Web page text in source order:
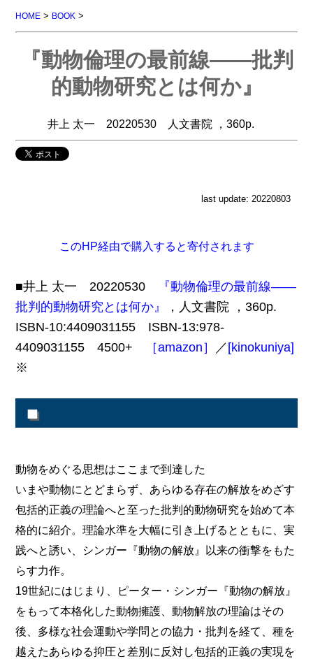
HOME > BOOK >
『動物倫理の最前線――批判
的動物研究とは何か』
井上 太一 20220530 人文書院 ，360p.
last update: 20220803
このHP経由で購入すると寄付されます
■井上 太一 20220530
『動物倫理の最前線――
批判的動物研究とは何か』
，人文書院 ，360p.
ISBN-10:4409031155 ISBN-13:978-
4409031155 4500+
［amazon］ ／ [kinokuniya]
※
■
動物をめぐる思想はここまで到達した
いまや動物にとどまらず、あらゆる存在の解放をめざす
包括的正義の理論へと至った批判的動物研究を始めて本
格的に紹介。理論水準を大幅に引き上げるとともに、実
践へと誘い、シンガー『動物の解放』以来の衝撃をもた
らす力作。
19世紀にはじまり、ピーター・シンガー『動物の解放』
をもって本格化した動物擁護、動物解放の理論はその
後、多様な社会運動や学問との協力・批判を経て、種を
越えたあらゆる抑圧と差別に反対し包括的正義の実現を